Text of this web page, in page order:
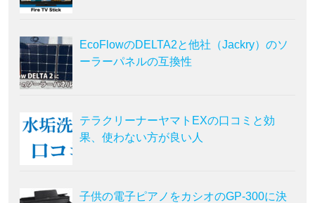
EcoFlowのDELTA2と他社（Jackry）のソ
ーラーパネルの互換性
テラクリーナーヤマトEXの口コミと効
果、使わない方が良い人
子供の電子ピアノをカシオのGP-300に決